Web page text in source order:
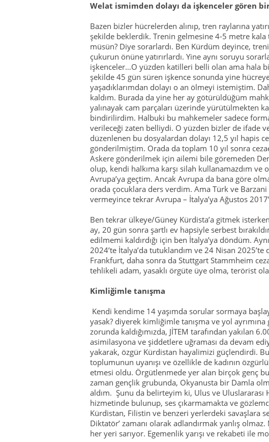
Welat ismimden dolayı da işkenceler gören
Bazen bizler hücrelerden alınıp, tren raylarına
şekilde beklerdik. Trenin gelmesine 4-5 metre
müsün? Diye sorarlardı. Ben Kürdüm deyince,
çukurun önüne yatırırlardı. Yine aynı soruyu
işkenceler…O yüzden katilleri belli olan ama hala
şekilde 45 gün süren işkence sonunda yine
yaşadıklarımdan dolayı o an ölmeyi istemiştim.
kaldım. Burada da yine her ay götürüldüğüm
yalınayak cam parçaları üzerinde yürütülmekten
bindirilirdim. Halbuki bu mahkemeler sadece
verileceği zaten belliydi. O yüzden bizler de ifade
düzenlenen bu dosyalardan dolayı 12,5 yıl hapis
gönderilmiştim. Orada da toplam 10 yıl sonra
Askere gönderilmek için ailemi bile göremeden
olup, kendi halkıma karşı silah kullanamazdım ve
Avrupa’ya geçtim. Ancak Avrupa da bana göre
orada çocuklara ders verdim. Ama Türk ve
vermeyince tekrar Avrupa – İtalya’ya Ağustos
Ben tekrar ülkeye/Güney Kürdista’a gitmek
ay, 20 gün sonra şartlı ev hapsiyle serbest
edilmemi kaldırdığı için ben İtalya’ya döndüm.
2024’te İtalya’da tutuklandım ve 24 Nisan
Frankfurt, daha sonra da Stuttgart Stammheim
tehlikeli adam, yasaklı örgüte üye olma, terörist
Kimliğimle tanışma
Kendi kendime 14 yaşımda sorular sormaya
yasak? diyerek kimliğimle tanışma ve yol
zorunda kaldığımızda, JİTEM tarafından yakılan
asimilasyona ve şiddetlere uğraması da devam
yakarak, özgür Kürdistan hayalimizi güçlendirdi.
toplumunun uyanışı ve özellikle de kadının
etmesi oldu. Örgütlenmede yer alan birçok genç
zaman gençlik grubunda, Okyanusta bir Damla
aldım. Şunu da belirteyim ki, Ulus ve Uluslararası
hizmetinde bulunup, ses çıkarmamakta ve
Kürdistan, Filistin ve benzeri yerlerdeki savaşlara
Diktatör’ zamanı olarak adlandırmak yanlış
her yeri sarıyor. Egemenlik yarışı ve rekabeti ile